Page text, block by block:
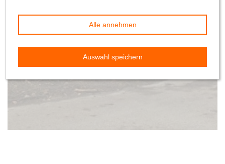
Nochmals Bäume
vonWolfgang Hilleke 24. Januar 2020